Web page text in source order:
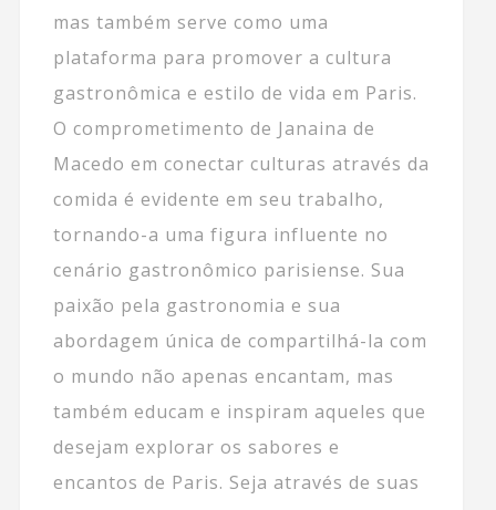
mas também serve como uma
plataforma para promover a cultura
gastronômica e estilo de vida em Paris.
O comprometimento de Janaina de
Macedo em conectar culturas através da
comida é evidente em seu trabalho,
tornando-a uma figura influente no
cenário gastronômico parisiense. Sua
paixão pela gastronomia e sua
abordagem única de compartilhá-la com
o mundo não apenas encantam, mas
também educam e inspiram aqueles que
desejam explorar os sabores e
encantos de Paris. Seja através de suas